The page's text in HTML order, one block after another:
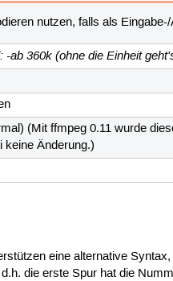
nutzen, falls als
-ab 360k (ohne die Einheit
(Mit ffmpeg 0.11 wurde
keine Änderung.)
eine alternative
die erste Spur hat die